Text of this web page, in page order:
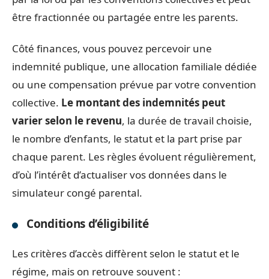
être fractionnée ou partagée entre les parents.
Côté finances, vous pouvez percevoir une
indemnité publique, une allocation familiale dédiée
ou une compensation prévue par votre convention
collective. Le montant des indemnités peut
varier selon le revenu, la durée de travail choisie,
le nombre d’enfants, le statut et la part prise par
chaque parent. Les règles évoluent régulièrement,
d’où l’intérêt d’actualiser vos données dans le
simulateur congé parental.
Conditions d’éligibilité
Les critères d’accès diffèrent selon le statut et le
régime, mais on retrouve souvent :